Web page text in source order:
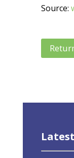
Source:
Latest